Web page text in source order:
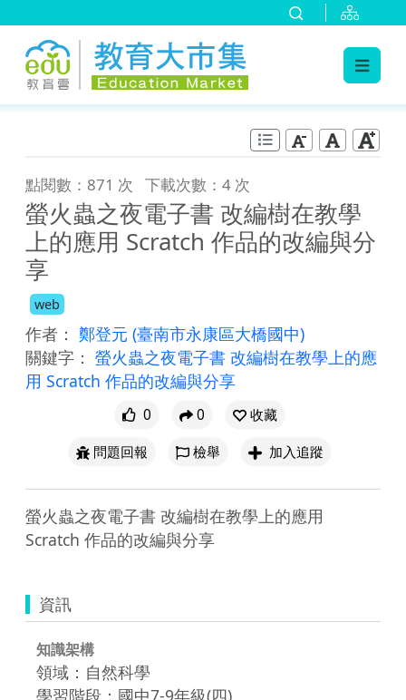
點閱數：871 次 下載次數：4 次
螢火蟲之夜電子書 改編樹在教學
上的應用 Scratch 作品的改編與分
享
web
作者： 鄭登元 (臺南市永康區大橋國中)
關鍵字： 螢火蟲之夜電子書 改編樹在教學上的應
用 Scratch 作品的改編與分享
0 0
收藏
問題回報
檢舉 加入追蹤
螢火蟲之夜電子書 改編樹在教學上的應用
資訊
知識架構
領域：自然科學
學習階段：國中7-9年級(四)